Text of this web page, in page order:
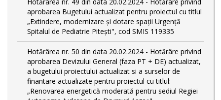
aprobarea Bugetului actualizat pentru proiectul cu titlul
„Extindere, modernizare și dotare spații Urgență
Spitalul de Pediatrie Pitești", cod SMIS 119335
Hotărârea nr. 50 din data 20.02.2024 - Hotărâre privind
aprobarea Devizului General (faza PT + DE) actualizat,
a bugetului proiectului actualizat si a surselor de
finantare actualizate pentru proiectul cu titlul:
„Renovarea energetică moderată pentru sediul Regiei